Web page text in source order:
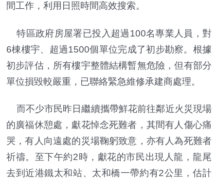
間工作，利用日照時間高效搜索。
特區政府房屋署已投入超過100名專業人員，對
6棟樓宇、超過1500個單位完成了初步勘察。根據
初步評估，所有樓宇整體結構暫無危險，但有部分
單位損毀較嚴重，已聯絡緊急維修承建商處理。
而不少市民昨日繼續攜帶鮮花前往鄰近火災現場
的廣福休憩處，獻花悼念死難者，其間有人傷心痛
哭，有人向遠處的災場鞠躬致意，亦有人為死難者
祈禱。至下午約2時，獻花的市民出現人龍，龍尾
去到近港鐵太和站、太和橋一帶約有2公里，估計